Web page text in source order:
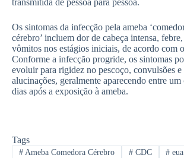
transmitida de pessoa para pessoa.
Os sintomas da infecção pela ameba
cérebro’ incluem dor de cabeça intensa, febre,
vômitos nos estágios iniciais, de acordo com
Conforme a infecção progride, os sintomas
evoluir para rigidez no pescoço, convulsões e
alucinações, geralmente aparecendo entre um
dias após a exposição à ameba.
Tags
#Ameba Comedora Cérebro #CDC # eua